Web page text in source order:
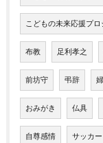
こどもの未来応援プロ
布教 足利孝之
前坊守 弔辞
おみがき 仏具
自尊感情 サッカー